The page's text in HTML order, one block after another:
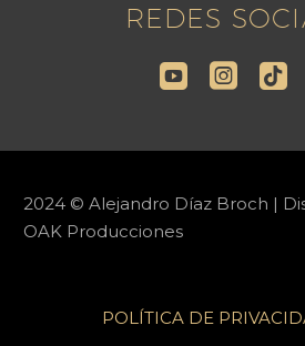
REDES
2024 © Alejandro Díaz Broch |
OAK Producciones
POLÍTICA DE